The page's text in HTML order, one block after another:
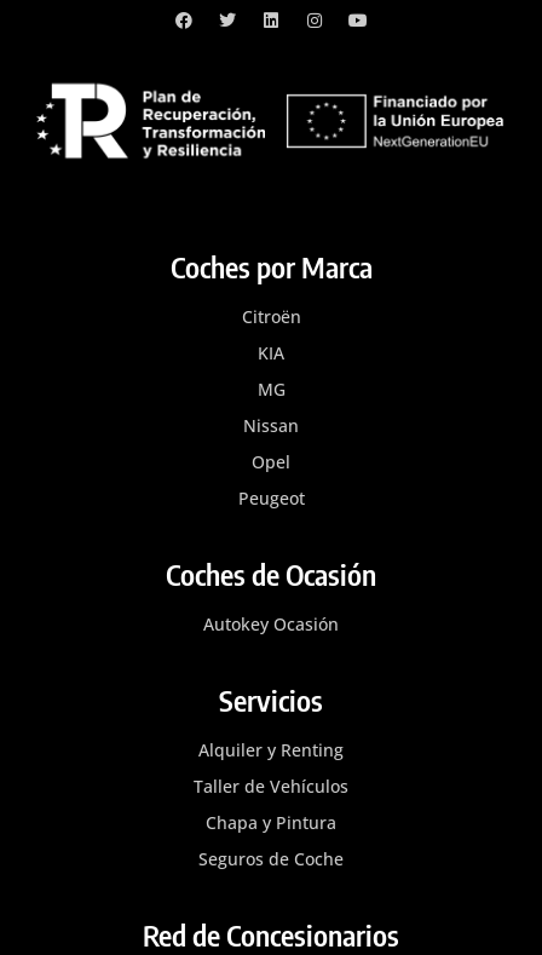
Coches por Marca
Citroën
KIA
MG
Nissan
Opel
Peugeot
Coches de Ocasión
Autokey Ocasión
Servicios
Alquiler y Renting
Taller de Vehículos
Chapa y Pintura
Seguros de Coche
Red de Concesionarios